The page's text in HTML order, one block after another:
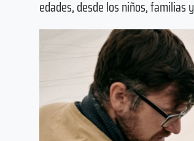
edades, desde los niños, familias